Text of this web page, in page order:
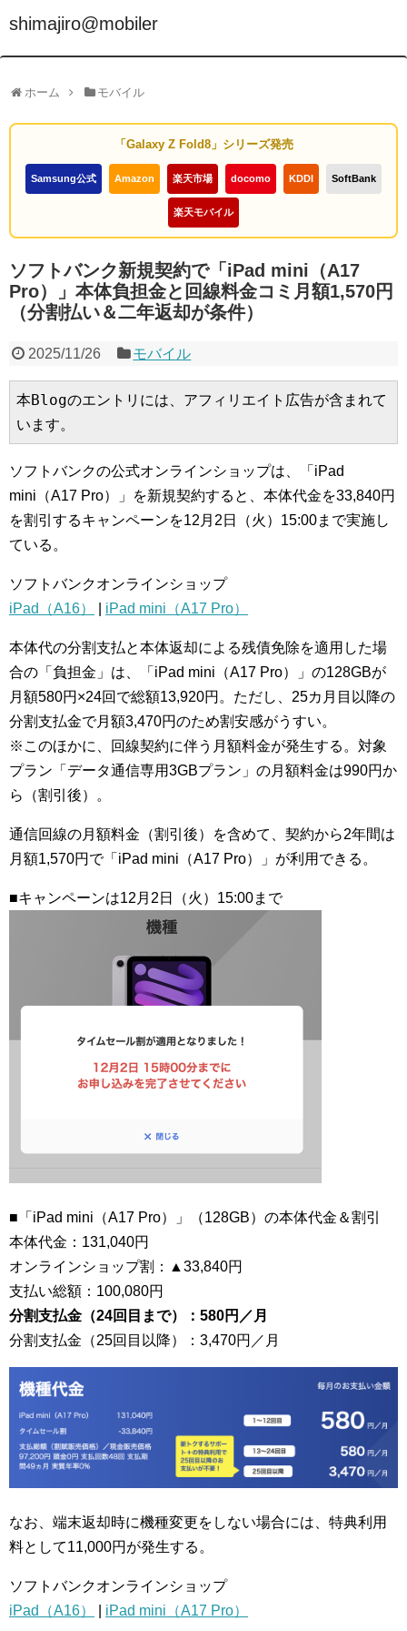
shimajiro@mobiler
ホーム モバイル
「Galaxy Z Fold8」シリーズ発売
Samsung公式 Amazon 楽天市場 docomo KDDI SoftBank
楽天モバイル
ソフトバンク新規契約で「iPad mini（A17
Pro）」本体負担金と回線料金コミ月額1,570円
（分割払い＆二年返却が条件）
2025/11/26 モバイル
本Blogのエントリには、アフィリエイト広告が含まれて
います。
ソフトバンクの公式オンラインショップは、「iPad
mini（A17 Pro）」を新規契約すると、本体代金を33,840円
を割引するキャンペーンを12月2日（火）15:00まで実施し
ている。
ソフトバンクオンラインショップ
iPad（A16）
iPad mini（A17 Pro）
本体代の分割支払と本体返却による残債免除を適用した場
合の「負担金」は、「iPad mini（A17 Pro）」の128GBが
月額580円×24回で総額13,920円。ただし、25カ月目以降の
分割支払金で月額3,470円のため割安感がうすい。
※このほかに、回線契約に伴う月額料金が発生する。対象
プラン「データ通信専用3GBプラン」の月額料金は990円か
ら（割引後）。
通信回線の月額料金（割引後）を含めて、契約から2年間は
月額1,570円で「iPad mini（A17 Pro）」が利用できる。
■キャンペーンは12月2日（火）15:00まで
■「iPad mini（A17 Pro）」（128GB）の本体代金＆割引
本体代金：131,040円
オンラインショップ割：▲33,840円
支払い総額：100,080円
分割支払金（24回目まで）：580円／月
分割支払金（25回目以降）：3,470円／月
なお、端末返却時に機種変更をしない場合には、特典利用
料として11,000円が発生する。
ソフトバンクオンラインショップ
iPad（A16）
iPad mini（A17 Pro）